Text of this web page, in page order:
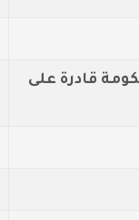
قادرة على